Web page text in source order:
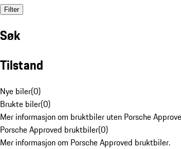
Filter
Søk
Tilstand
Nye biler(0)
Brukte biler(0)
Mer informasjon om bruktbiler uten Porsche
Porsche Approved bruktbiler(0)
Mer informasjon om Porsche Approved bruktbiler.